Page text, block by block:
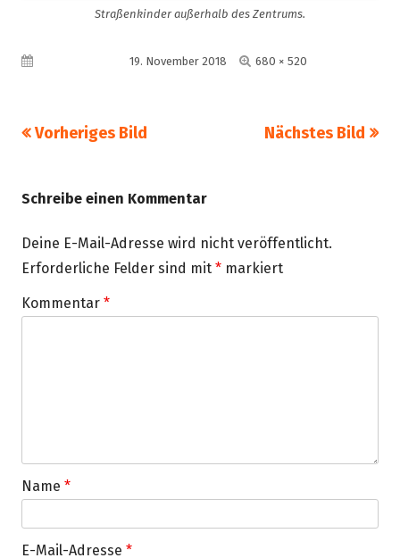
Straßenkinder außerhalb des Zentrums.
Veröffentlicht am19. November 2018 Volle
680 × 520
Vorheriges Bild Nächstes Bild
Schreibe einen Kommentar
Deine E-Mail-Adresse wird nicht veröffentlicht.
Erforderliche Felder sind mit * markiert
Kommentar *
Name *
E-Mail-Adresse *